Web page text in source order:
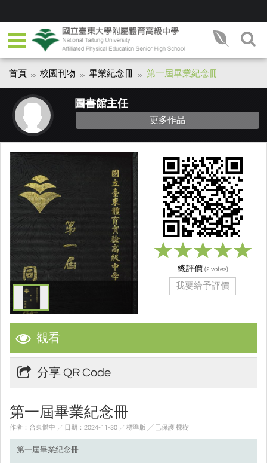
首頁 校園刊物 畢業紀念冊 第一屆畢業紀念冊
圖書館主任
更多作品
觀看
分享 QR Code
第一屆畢業紀念冊
作者：台東體中 ╱ 日期：2024-11-30 ╱ 標準版 ╱ 已保護 棵樹
第一屆畢業紀念冊
總評價 (2 votes)
我要给予評價